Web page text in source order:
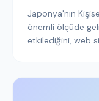
Japonya'nın
önemli ölçüde
etkilediğini, web
öğrenin.